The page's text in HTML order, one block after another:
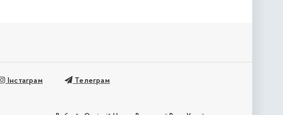
Інстаграм Телеграм